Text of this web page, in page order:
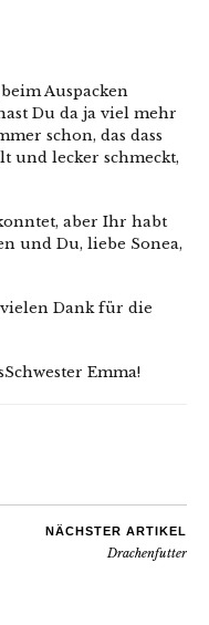
Auspacken
Du da ja viel mehr
schon, das dass
und lecker schmeckt,
aber Ihr habt
und Du, liebe Sonea,
Dank für die
Emma!
NÄCHSTER ARTIKEL
Drachenfutter